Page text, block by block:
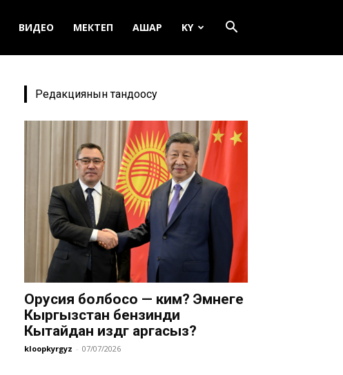
ВИДЕО МЕКТЕП АШАР KY
Редакциянын тандоосу
Орусия болбосо — ким? Эмнеге
Кыргызстан бензинди
Кытайдан издөөгө аргасыз?
kloopkyrgyz - 07/07/2026